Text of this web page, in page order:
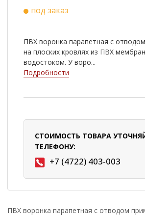
под заказ
ПВХ воронка парапетная с
на плоских кровлях из ПВХ
водостоком. У воро...
Подробности
СТОИМОСТЬ ТОВАРА
ТЕЛЕФОНУ:
+7 (4722) 403-003
ПВХ воронка парапетная с отводом